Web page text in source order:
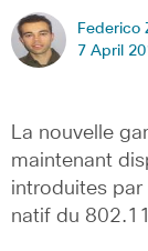
Federico
7 April
La nouvelle
maintenant
introduites
natif du